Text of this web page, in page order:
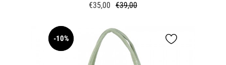
Κανονική
€39,00
Τιμή
€35,00
NEW
-10%